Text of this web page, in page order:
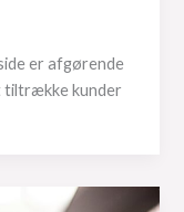
er afgørende
tiltrække kunder